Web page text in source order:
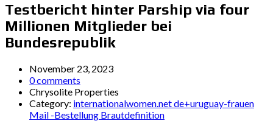
Testbericht hinter Parship via four
Millionen Mitglieder bei
Bundesrepublik
November 23, 2023
0 comments
Chrysolite Properties
Category: internationalwomen.net de+uruguay-frauen
Mail -Bestellung Brautdefinition